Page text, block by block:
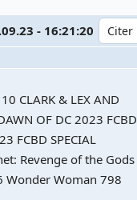
- 16:21:20
CLARK & LEX AND
OF DC 2023 FCBD
FCBD SPECIAL
Revenge of the Gods
Wonder Woman 798